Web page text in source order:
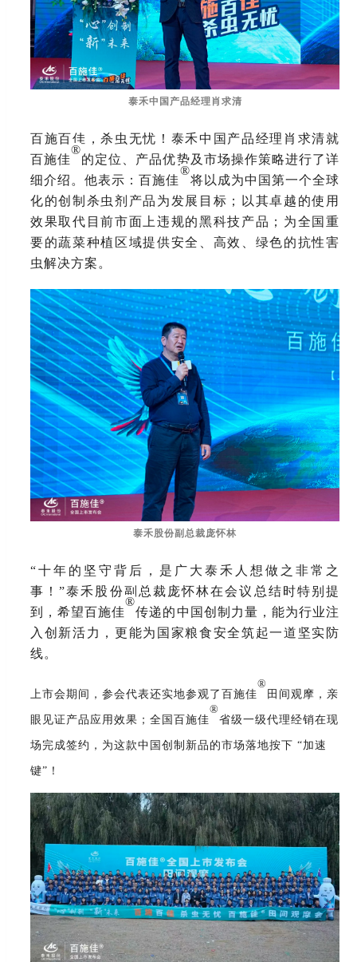
泰禾中国产品经理肖求清
百施百佳，杀虫无忧！泰禾中国产品经理肖求清就
百施佳
®
的定位、产品优势及市场操作策略进行了详
细介绍。他表示：百施佳
®
将以成为中国第一个全球
化的创制杀虫剂产品为发展目标；以其卓越的使用
效果取代目前市面上违规的黑科技产品；为全国重
要的蔬菜种植区域提供安全、高效、绿色的抗性害
虫解决方案。
泰禾股份副总裁庞怀林
“十年的坚守背后，是广大泰禾人想做之非常之
事！”泰禾股份副总裁庞怀林在会议总结时特别提
到，希望百施佳
®
传递的中国创制力量，能为行业注
入创新活力，更能为国家粮食安全筑起一道坚实防
线。
上市会期间，参会代表还实地参观了百施佳
®
田间观摩，亲
眼见证产品应用效果；全国百施佳
®
省级一级代理经销在现
场完成签约，为这款中国创制新品的市场落地按下 “加速
键”！